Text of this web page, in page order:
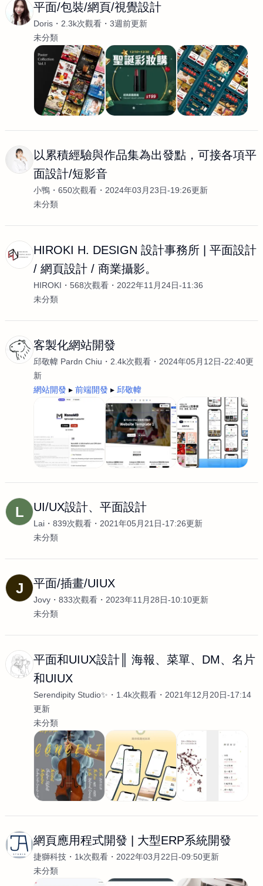
平面/包裝/網頁/視覺設計
Doris 2.3k次觀看
3週前更新
未分類
以累積經驗與作品集為出發點，可接各項平
面設計/短影音
小鴨 650次觀看
2024年03月23日-19:26更新
未分類
HIROKI H. DESIGN 設計事務所 | 平面設計
/ 網頁設計 / 商業攝影。
HIROKI 568次觀看
2022年11月24日-11:36
未分類
客製化網站開發
邱敬幃 Pardn Chiu 2.4k次觀看
2024年05月12日-22:40更
新
網站開發
前端開發 邱敬幃
L UI/UX設計、平面設計
Lai 839次觀看
2021年05月21日-17:26更新
未分類
J 平面/插畫/UIUX
Jovy 833次觀看
2023年11月28日-10:10更新
未分類
平面和UIUX設計║ 海報、菜單、DM、名片
和UIUX
Serendipity Studio✨ 1.4k次觀看
2021年12月20日-17:14
更新
未分類
網頁應用程式開發 | 大型ERP系統開發
捷獅科技 1k次觀看
2022年03月22日-09:50更新
未分類